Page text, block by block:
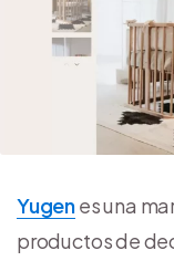
Yugenes una
productos de